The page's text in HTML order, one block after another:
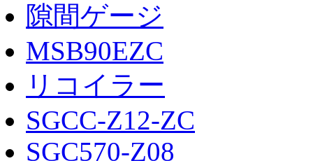
隙間ゲージ
MSB90EZC
リコイラー
SGCC-Z12-ZC
SGC570-Z08